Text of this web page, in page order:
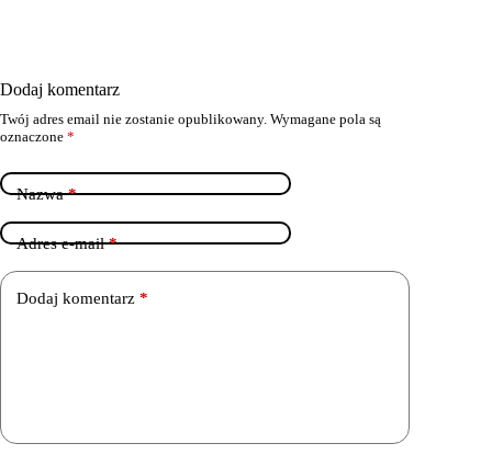
Dodaj komentarz
Twój adres email nie zostanie opublikowany. Wymagane pola są
oznaczone *
Nazwa*
Adres e-mail*
Dodaj komentarz *